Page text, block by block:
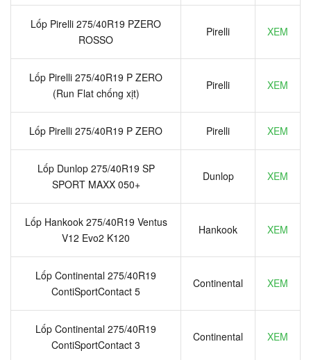
Lốp Pirelli 275/40R19 PZERO
ROSSO
Pirelli XEM
Lốp Pirelli 275/40R19 P ZERO
(Run Flat chống xịt)
Pirelli XEM
Lốp Pirelli 275/40R19 P ZERO Pirelli XEM
Lốp Dunlop 275/40R19 SP
SPORT MAXX 050+
Dunlop XEM
Lốp Hankook 275/40R19 Ventus
V12 Evo2 K120
Hankook XEM
Lốp Continental 275/40R19
ContiSportContact 5
Continental XEM
Lốp Continental 275/40R19
ContiSportContact 3
Continental XEM